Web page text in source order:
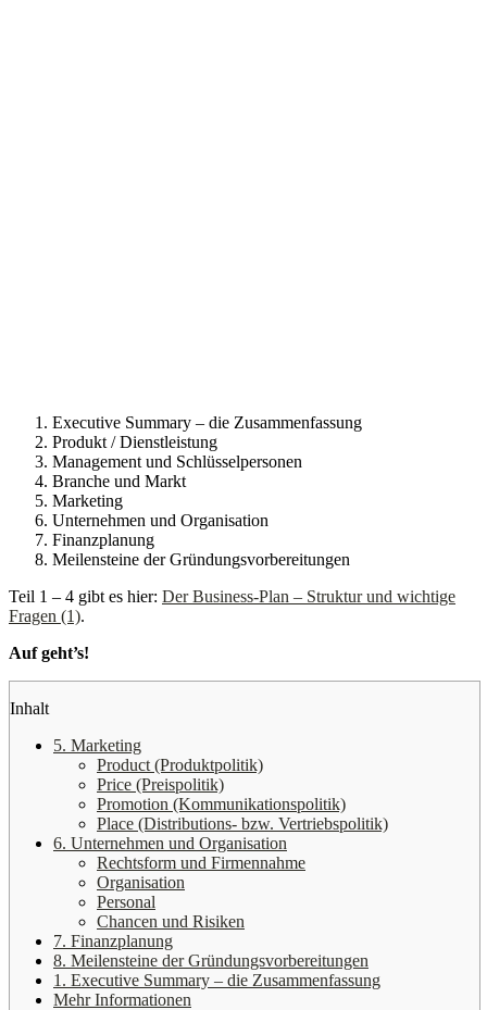
Executive Summary – die Zusammenfassung
Produkt / Dienstleistung
Management und Schlüsselpersonen
Branche und Markt
Marketing
Unternehmen und Organisation
Finanzplanung
Meilensteine der Gründungsvorbereitungen
Teil 1 – 4 gibt es hier: Der Business-Plan – Struktur und wichtige
Fragen (1).
Auf geht’s!
Inhalt
5. Marketing
Product (Produktpolitik)
Price (Preispolitik)
Promotion (Kommunikationspolitik)
Place (Distributions- bzw. Vertriebspolitik)
6. Unternehmen und Organisation
Rechtsform und Firmennahme
Organisation
Personal
Chancen und Risiken
7. Finanzplanung
8. Meilensteine der Gründungsvorbereitungen
1. Executive Summary – die Zusammenfassung
Mehr Informationen